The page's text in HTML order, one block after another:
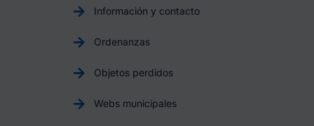
Información y contacto
Ordenanzas
Objetos perdidos
Webs municipales